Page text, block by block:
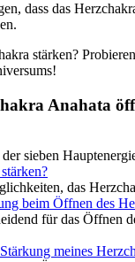
dass das
stärken?
Anahata
sieben
das
beim Öffnen des
für das Öffnen
meines